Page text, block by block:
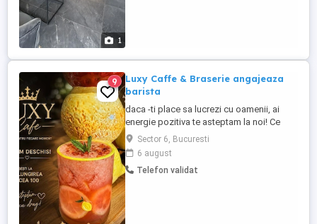
1
9
Luxy Caffe & Braserie angajeaza
barista
daca -ti place sa lucrezi cu oamenii, ai
energie pozitiva te asteptam la noi! Ce
cautam: persona responsabila si
organizata atitudine pozitiva siamabilitate
fatade clienti experienta Ce oferim: mediu
de lucru modern si placut salariu+ carte
Sector 6, Bucuresti
6 august
Telefon validat